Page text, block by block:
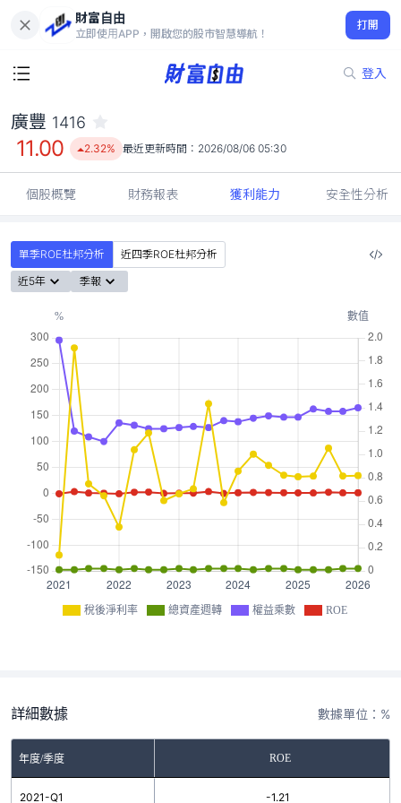
財富自由
立即使用APP，開啟您的股市智慧導航！
打開
登入
11.00
2.32%
廣豐 1416
11.00 2.32% 最近更新時間： 2026/08/06 05:30
個股概覽 財務報表 獲利能力 安全性分析
單季ROE杜邦分析
近四季ROE杜邦分析
近5年
季報
稅後淨利率 總資產週轉 權益乘數 ROE
詳細數據 數據單位：%
年度/季度 ROE
2021-Q1 -1.21